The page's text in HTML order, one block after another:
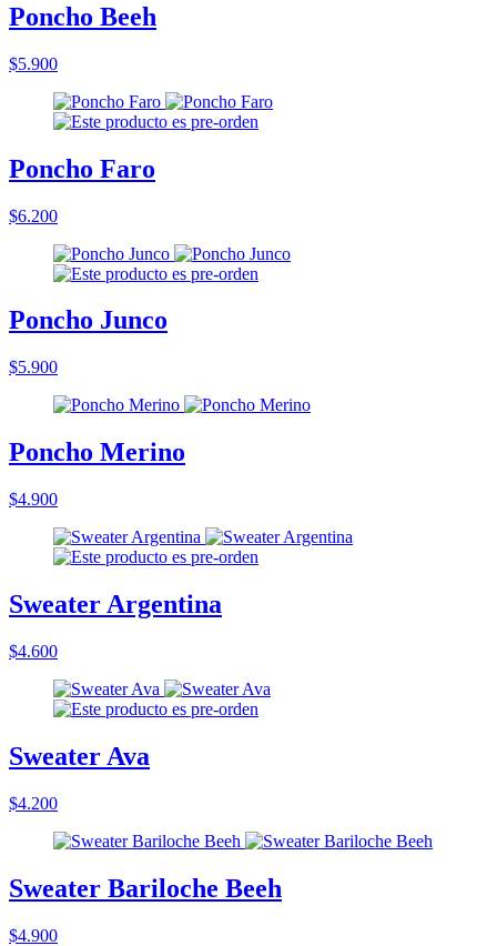
Poncho Beeh
$5.900
Poncho Faro
$6.200
Poncho Junco
$5.900
Poncho Merino
$4.900
Sweater Argentina
$4.600
Sweater Ava
$4.200
Sweater Bariloche Beeh
$4.900